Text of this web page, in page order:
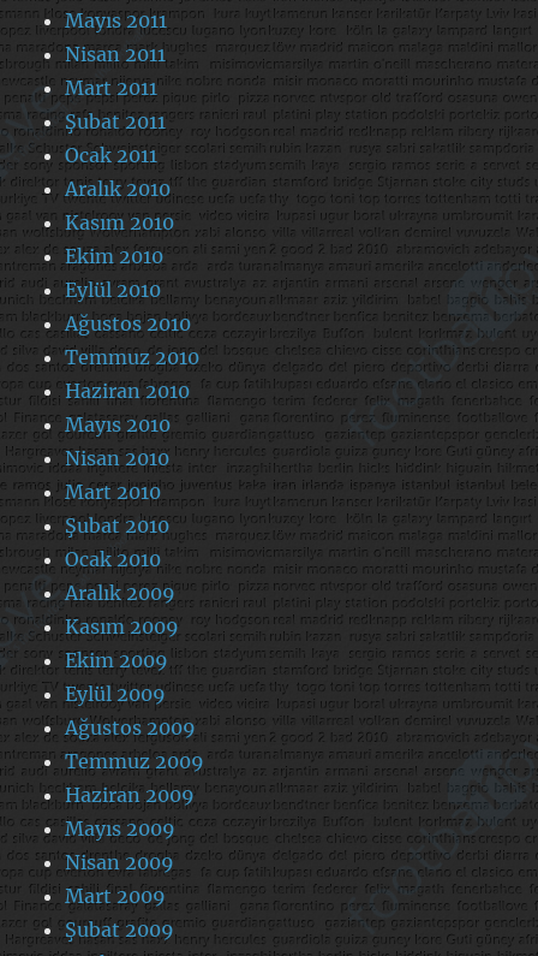
Mayıs 2011
Nisan 2011
Mart 2011
Şubat 2011
Ocak 2011
Aralık 2010
Kasım 2010
Ekim 2010
Eylül 2010
Ağustos 2010
Temmuz 2010
Haziran 2010
Mayıs 2010
Nisan 2010
Mart 2010
Şubat 2010
Ocak 2010
Aralık 2009
Kasım 2009
Ekim 2009
Eylül 2009
Ağustos 2009
Temmuz 2009
Haziran 2009
Mayıs 2009
Nisan 2009
Mart 2009
Şubat 2009